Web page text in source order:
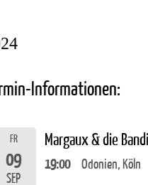
Informationen:
FR
09
SEP
Margaux & die
19:00 Odonien, Köln